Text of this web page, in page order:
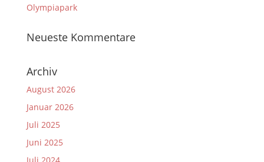
Olympiapark
Neueste Kommentare
Archiv
August 2026
Januar 2026
Juli 2025
Juni 2025